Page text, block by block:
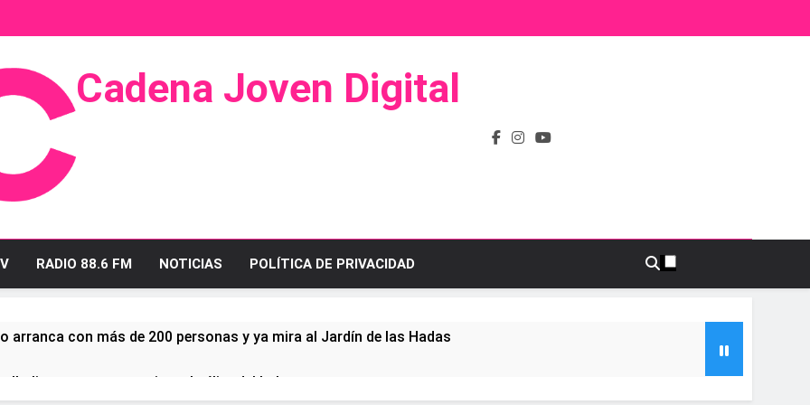
Cadena Joven Digital
Radio Y Televisión
RADIO 88.6 FM NOTICIAS POLÍTICA DE PRIVACIDAD
arranca con más de 200 personas y ya mira al Jardín de las Hadas
linense tras conquistar la élite del baloncesto